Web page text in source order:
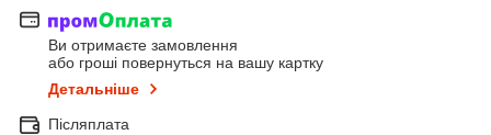
Ви отримаєте замовлення
або гроші повернуться на вашу картку
Детальніше
Післяплата